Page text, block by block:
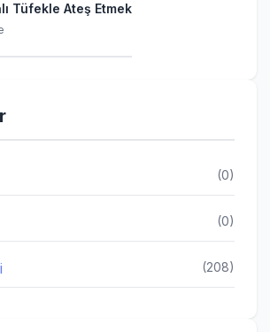
Tüfekle Ateş Etmek
(0)
(0)
(208)